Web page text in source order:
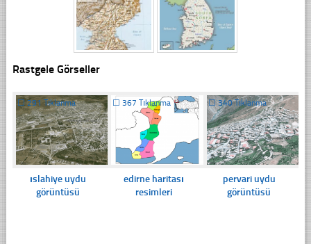
Rastgele Görseller
☐291 Tıklanma
ıslahiye uydu
görüntüsü
☐367 Tıklanma
edirne haritası
resimleri
☐340 Tıklanma
pervari uydu
görüntüsü